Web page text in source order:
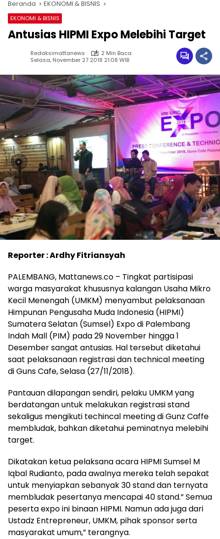
Beranda EKONOMI & BISNIS
EKONOMI & BISNIS
Antusias HIPMI Expo Melebihi Target
Redaksimattanews
2 Min Baca
Selasa, November 27 2018 21:08 WIB
Reporter : Ardhy Fitriansyah
PALEMBANG, Mattanews.co – Tingkat partisipasi
warga masyarakat khususnya kalangan Usaha Mikro
Kecil Menengah (UMKM) menyambut pelaksanaan
Himpunan Pengusaha Muda Indonesia (HIPMI)
Sumatera Selatan (Sumsel) Expo di Palembang
Indah Mall (PIM) pada 29 November hingga 1
Desember sangat antusias. Hal tersebut diketahui
saat pelaksanaan registrasi dan technical meeting
di Guns Cafe, Selasa (27/11/2018).
Pantauan dilapangan sendiri, pelaku UMKM yang
berdatangan untuk melakukan registrasi stand
sekaligus mengikuti techincal meeting di Gunz Caffe
membludak, bahkan diketahui peminatnya melebihi
target.
Dikatakan ketua pelaksana acara HIPMI Sumsel M
Iqbal Rudianto, pada awalnya mereka telah sepakat
untuk menyiapkan sebanyak 30 stand dan ternyata
membludak pesertanya mencapai 40 stand.” Semua
peserta expo ini binaan HIPMI. Namun ada juga dari
Ustadz Entrepreneur, UMKM, pihak sponsor serta
masyarakat umum,” terangnya.